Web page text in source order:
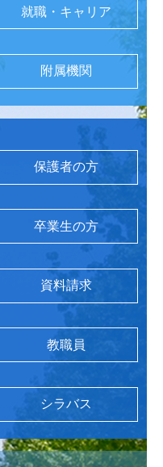
就職・キャリア
附属機関
保護者の方
卒業生の方
資料請求
教職員
シラバス